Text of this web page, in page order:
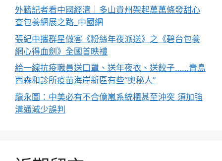
外籍記者看中國經濟｜多山貴州架起萬萬條發甜心
查包養網展之路_中國網
張紀中攜群星做客《粉絲年夜派送》之《碧台包養
網心得血劍》全國首映禮
給一線抗疫職員送口罩、送年夜衣、送餃子……青島
西森和診所疫苗海岸新區有些“奧秘人”
龍永圖：中美必有不合億嵐系統櫃甚至沖突 須加強
溝通減少誤判